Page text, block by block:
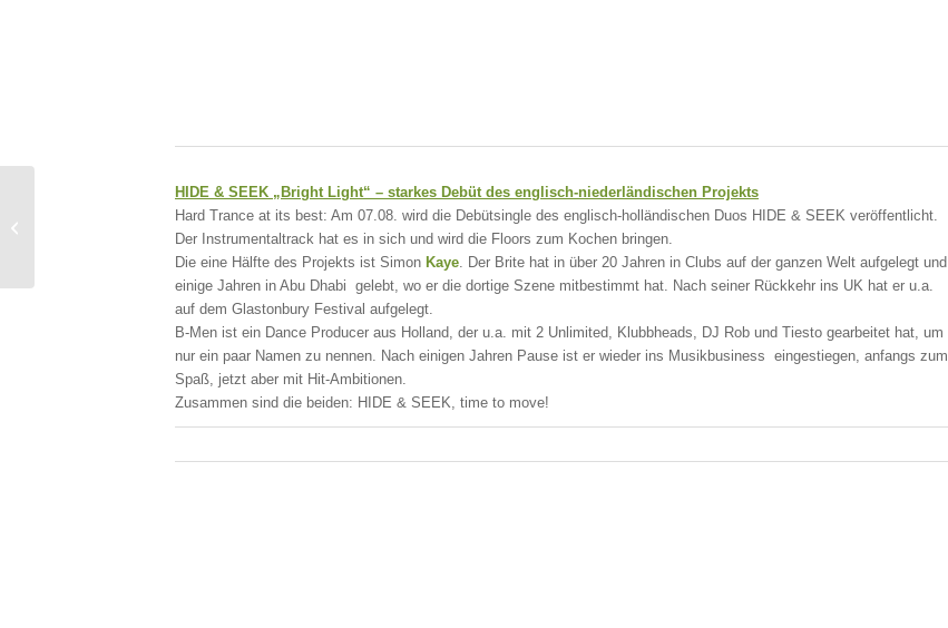
HIDE & SEEK „Bright Light“ – starkes Debüt des englisch-niederländischen Projekts
Hard Trance at its best: Am 07.08. wird die Debütsingle des englisch-holländischen Duos HIDE & SEEK veröffentlicht.
Der Instrumentaltrack hat es in sich und wird die Floors zum Kochen bringen.
Die eine Hälfte des Projekts ist Simon Kaye. Der Brite hat in über 20 Jahren in Clubs auf der ganzen Welt aufgelegt und
einige Jahren in Abu Dhabi gelebt, wo er die dortige Szene mitbestimmt hat. Nach seiner Rückkehr ins UK hat er u.a.
auf dem Glastonbury Festival aufgelegt.
B-Men ist ein Dance Producer aus Holland, der u.a. mit 2 Unlimited, Klubbheads, DJ Rob und Tiesto gearbeitet hat, um
nur ein paar Namen zu nennen. Nach einigen Jahren Pause ist er wieder ins Musikbusiness eingestiegen, anfangs zum
Spaß, jetzt aber mit Hit-Ambitionen.
Zusammen sind die beiden: HIDE & SEEK, time to move!
Charts Results KW 31 –